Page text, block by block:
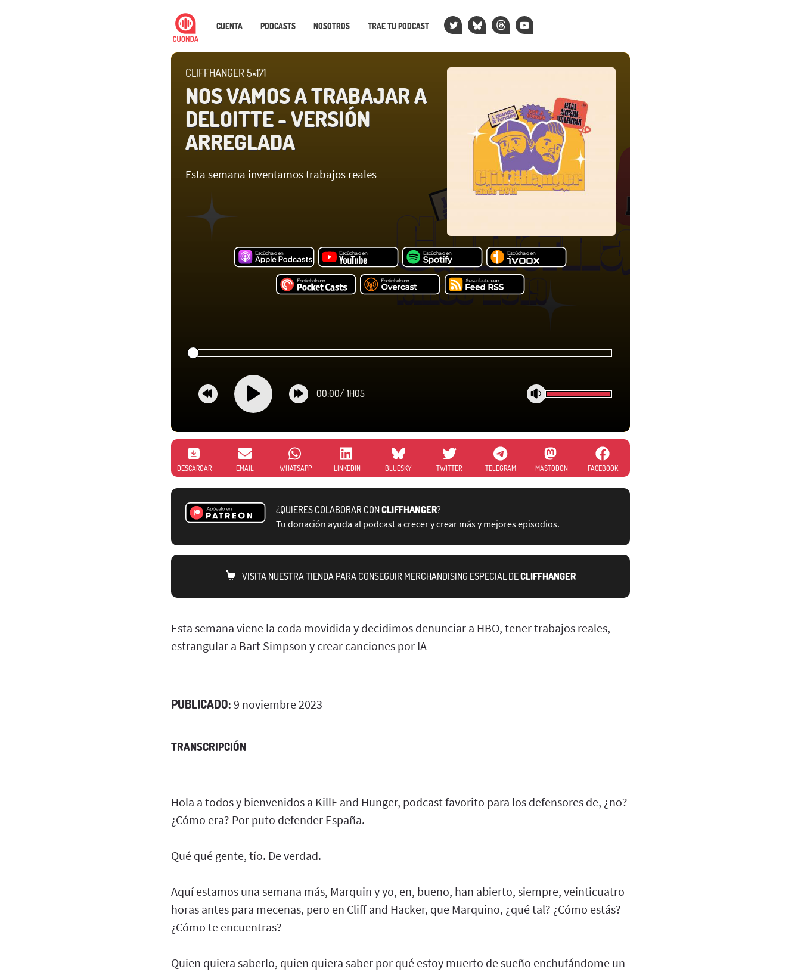
CUENTA PODCASTS NOSOTROS TRAE TU PODCAST
CLIFFHANGER 5×171
NOS VAMOS A TRABAJAR A
DELOITTE - VERSIÓN
ARREGLADA
Esta semana inventamos trabajos reales
00:00/ 1H05
DESCARGAR EMAIL WHATSAPP LINKEDIN BLUESKY TWITTER TELEGRAM MASTODON FACEBOOK
¿QUIERES COLABORAR CONCLIFFHANGER?
Tu donación ayuda al podcast a crecer y crear más y mejores episodios.
VISITA NUESTRA TIENDA PARA CONSEGUIR MERCHANDISING ESPECIAL DECLIFFHANGER
Esta semana viene la coda movidida y decidimos denunciar a HBO, tener trabajos reales,
estrangular a Bart Simpson y crear canciones por IA
PUBLICADO: 9 noviembre 2023
TRANSCRIPCIÓN
Hola a todos y bienvenidos a KillF and Hunger, podcast favorito para los defensores de, ¿no?
¿Cómo era? Por puto defender España.
Qué qué gente, tío. De verdad.
Aquí estamos una semana más, Marquin y yo, en, bueno, han abierto, siempre, veinticuatro
horas antes para mecenas, pero en Cliff and Hacker, que Marquino, ¿qué tal? ¿Cómo estás?
¿Cómo te encuentras?
Quien quiera saberlo, quien quiera saber por qué estoy muerto de sueño enchufándome un